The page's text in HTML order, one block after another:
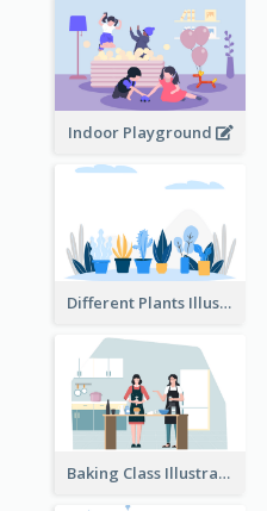
Indoor Playground
Different Plants Illustration
Baking Class Illustration